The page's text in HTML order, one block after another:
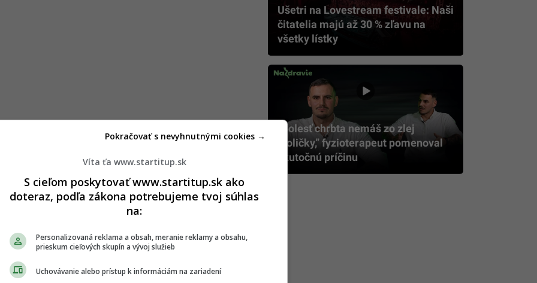
netuší
voľne, hovoria, že sú závislí na novom seriáli
však prináša jasnú vedeckú definíciu, ktorá
Ušetri na Lovestream festivale: Naši
čitatelia majú až 30 % zľavu na
všetky lístky
„Bolesť chrbta nemáš zo zlej
stoličky,” fyzioterapeut pomenoval
skutočnú príčinu
Víta ťa www.startitup.sk
S cieľom poskytovať www.startitup.sk ako
doteraz, podľa zákona potrebujeme tvoj súhlas
na:
Personalizovaná reklama a obsah, meranie reklamy a obsahu,
prieskum cieľových skupín a vývoj služieb
Uchovávanie alebo prístup k informáciám na zariadení
Pokračovať s nevyhnutnými cookies →